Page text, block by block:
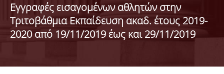
Εγγραφές εισαγομένων αθλητών στην
Τριτοβάθμια Εκπαίδευση ακαδ. έτους 2019-
2020 από 19/11/2019 έως και 29/11/2019